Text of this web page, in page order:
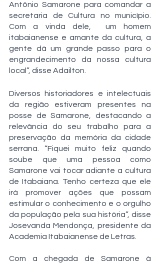
Antônio Samarone para comandar a
secretaria de Cultura no município.
Com a vinda dele,  um homem
itabaianense e amante da cultura, a
gente dá um grande passo para o
engrandecimento da nossa cultura
local”, disse Adailton.
Diversos historiadores e intelectuais
da região estiveram presentes na
posse de Samarone, destacando a
relevância do seu trabalho para a
preservação da memória da cidade
serrana. “Fiquei muito feliz quando
soube que uma pessoa como
Samarone vai tocar adiante a cultura
de Itabaiana. Tenho certeza que ele
irá promover ações que possam
estimular o conhecimento e o orgulho
da população pela sua história”, disse
Josevanda Mendonça, presidente da
Academia Itabaianense de Letras.
Com a chegada de Samarone à